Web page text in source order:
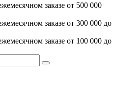
заказе от 500 000
заказе от 300 000 до
заказе от 100 000 до